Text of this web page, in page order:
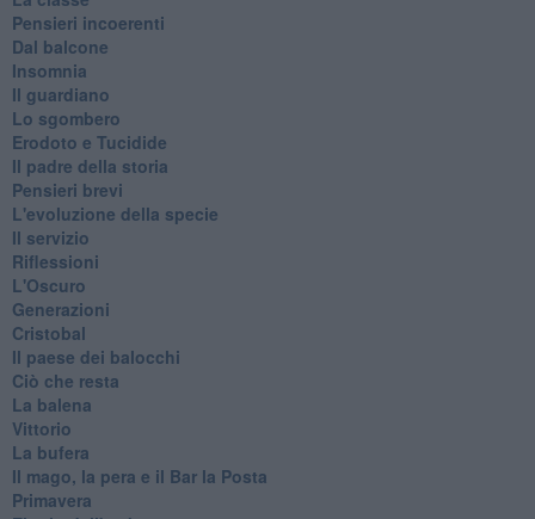
Pensieri incoerenti
Dal balcone
Insomnia
Il guardiano
Lo sgombero
Erodoto e Tucidide
Il padre della storia
Pensieri brevi
L'evoluzione della specie
Il servizio
Riflessioni
L'Oscuro
Generazioni
Cristobal
Il paese dei balocchi
Ciò che resta
La balena
Vittorio
La bufera
Il mago, la pera e il Bar la Posta
Primavera